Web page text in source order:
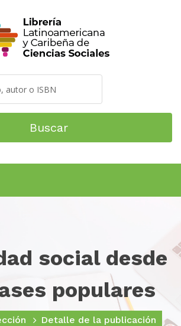
Buscar
social desde
populares
Detalle de la publicación